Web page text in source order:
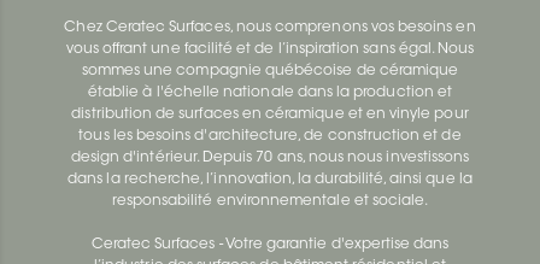
Chez Ceratec Surfaces, nous comprenons vos besoins en
vous offrant une facilité et de l’inspiration sans égal. Nous
sommes une compagnie québécoise de céramique
établie à l'échelle nationale dans la production et
distribution de surfaces en céramique et en vinyle pour
tous les besoins d'architecture, de construction et de
design d'intérieur. Depuis 70 ans, nous nous investissons
dans la recherche, l’innovation, la durabilité, ainsi que la
responsabilité environnementale et sociale.
Ceratec Surfaces - Votre garantie d'expertise dans